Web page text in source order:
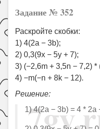
Задание № 352
Раскройте скобки:
1) 4(2a − 3b);
2) 0,3(9x − 5y + 7);
3) (−2,6m + 3,5n − 7,2) *
4) −m(−n + 8k − 12).
Решение:
1) 4(2a − 3b) = 4 * 2a